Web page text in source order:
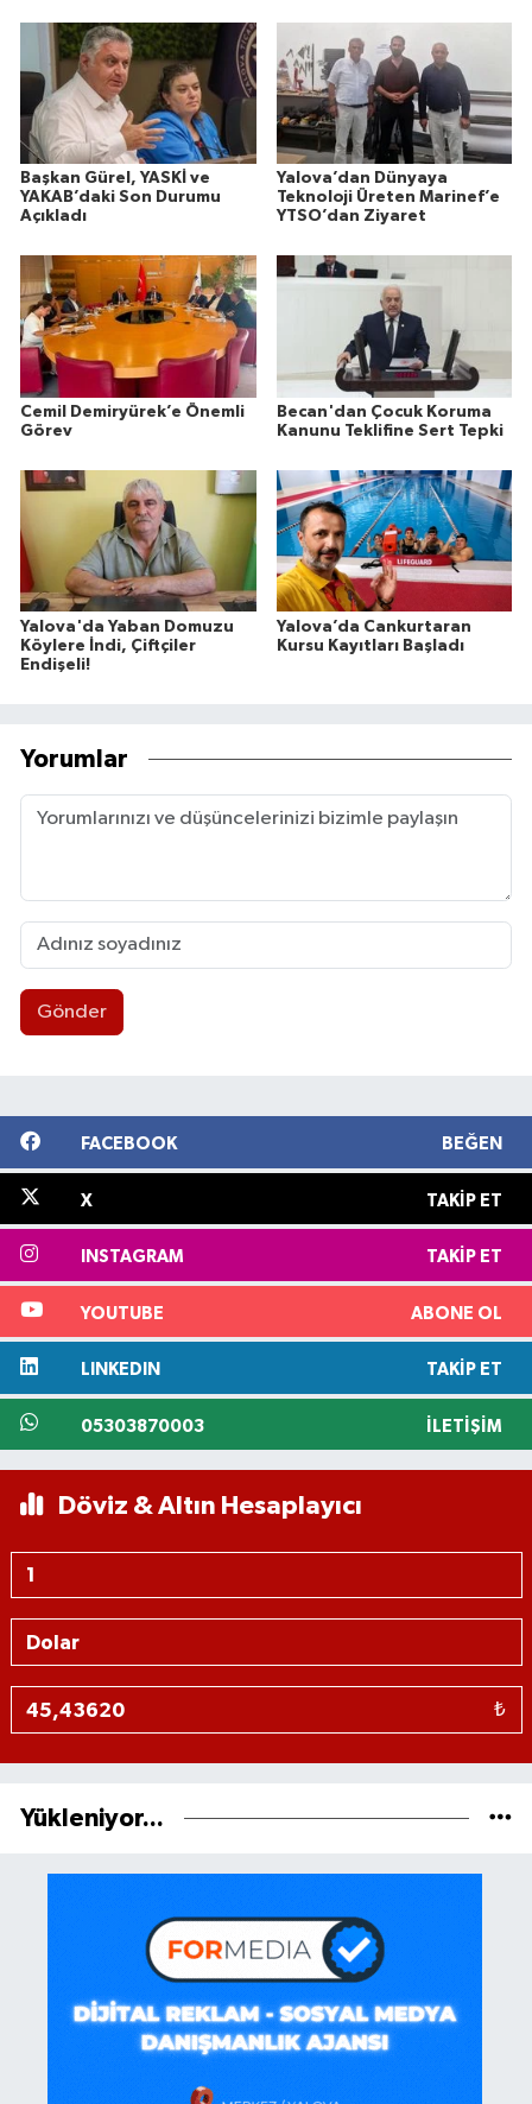
Başkan Gürel, YASKİ ve
YAKAB’daki Son Durumu
Açıkladı
Yalova’dan Dünyaya
Teknoloji Üreten Marinef’e
YTSO’dan Ziyaret
Cemil Demiryürek’e Önemli
Görev
Becan'dan Çocuk Koruma
Kanunu Teklifine Sert Tepki
Yalova'da Yaban Domuzu
Köylere İndi, Çiftçiler
Endişeli!
Yalova’da Cankurtaran
Kursu Kayıtları Başladı
Yorumlar
Gönder
FACEBOOK BEĞEN
X TAKIP ET
INSTAGRAM TAKIP ET
YOUTUBE ABONE OL
LINKEDIN TAKIP ET
05303870003 İLETIŞIM
Döviz & Altın Hesaplayıcı
₺
Yükleniyor...